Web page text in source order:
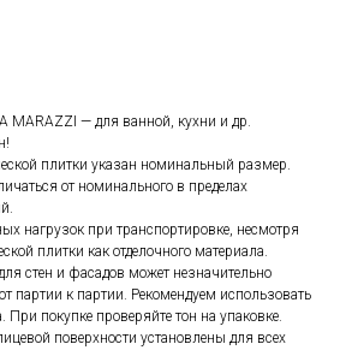
MARAZZI — для ванной, кухни и др.
плитки указан номинальный размер.
от номинального в пределах
нагрузок при транспортировке, несмотря
плитки как отделочного материала.
стен и фасадов может незначительно
партии к партии. Рекомендуем использовать
При покупке проверяйте тон на упаковке.
поверхности установлены для всех